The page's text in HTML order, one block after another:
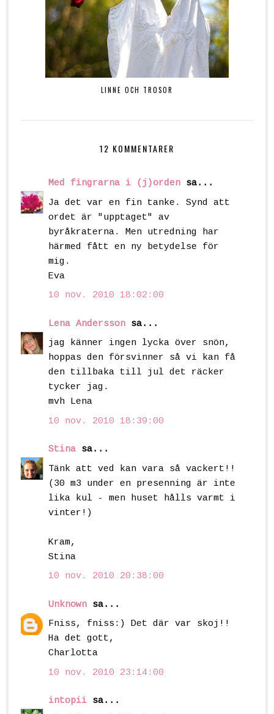
LINNE OCH TROSOR
12 KOMMENTARER
Med fingrarna i (j)orden sa...
Ja det var en fin tanke. Synd att
ordet är "upptaget" av
byråkraterna. Men utredning har
härmed fått en ny betydelse för
mig.
Eva
10 nov. 2010 18:02:00
Lena Andersson sa...
jag känner ingen lycka över snön,
hoppas den försvinner så vi kan få
den tillbaka till jul det räcker
tycker jag.
mvh Lena
10 nov. 2010 18:39:00
Stina sa...
Tänk att ved kan vara så vackert!!
(30 m3 under en presenning är inte
lika kul - men huset hålls varmt i
vinter!)
Kram,
Stina
10 nov. 2010 20:38:00
Unknown sa...
Fniss, fniss:) Det där var skoj!!
Ha det gott,
Charlotta
10 nov. 2010 23:14:00
intopii sa...